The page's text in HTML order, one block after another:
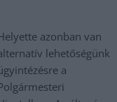
azonban van
lehetőségünk
a